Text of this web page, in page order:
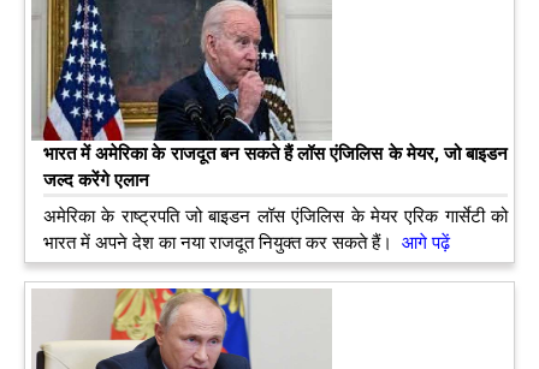
भारत में अमेरिका के राजदूत बन सकते हैं लॉस एंजिलिस के मेयर, जो बाइडन
जल्द करेंगे एलान
अमेरिका के राष्ट्रपति जो बाइडन लॉस एंजिलिस के मेयर एरिक गार्सेटी को
भारत में अपने देश का नया राजदूत नियुक्त कर सकते हैं।
आगे पढ़ें